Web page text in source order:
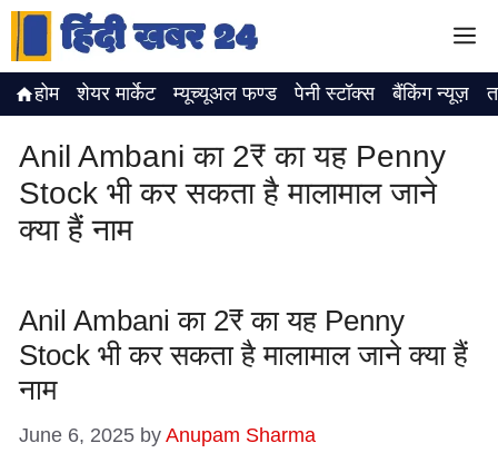
Skip
content
होम शेयर मार्केट म्यूच्यूअल फण्ड पेनी स्टॉक्स बैंकिंग न्यूज़
Anil Ambani का 2₹ का यह Penny
Stock भी कर सकता है मालामाल जाने
क्या हैं नाम
Anil Ambani का 2₹ का यह Penny
Stock भी कर सकता है मालामाल जाने क्या हैं
नाम
June 6, 2025 by Anupam Sharma